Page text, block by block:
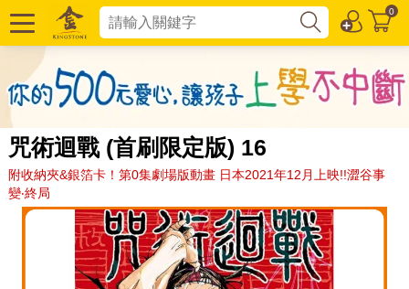
0
咒術迴戰 (首刷限定版) 16
附收納夾&銀箔卡！第0集劇場版動畫 日本2021年12月上映!!澀谷事
變‧終局